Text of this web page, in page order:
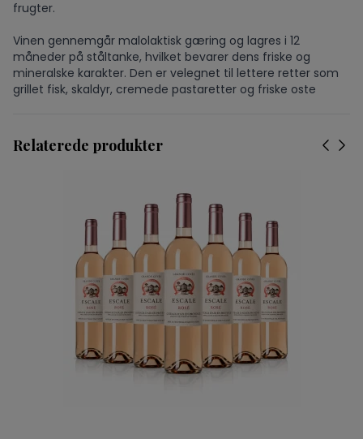
frugter.
Vinen gennemgår malolaktisk gæring og lagres i 12
måneder på ståltanke, hvilket bevarer dens friske og
mineralske karakter. Den er velegnet til lettere retter som
grillet fisk, skaldyr, cremede pastaretter og friske oste
Relaterede produkter